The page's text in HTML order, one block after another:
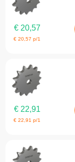
€20,57
€20,57 p/1
€22,91
€22,91 p/1